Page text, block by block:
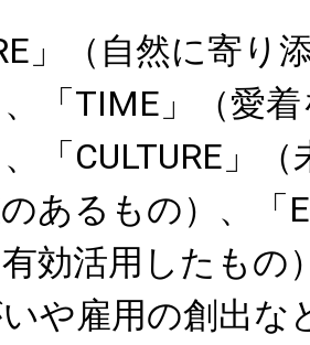
」（自然に寄り
「TIME」（愛
「CULTURE」
あるもの）、「
有効活用したもの
いや雇用の創出